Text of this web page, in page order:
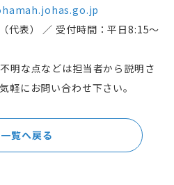
（代表） ／ 受付時間：平日8:15〜
明な点などは担当者から説明さ
軽にお問い合わせ下さい。
一覧へ戻る